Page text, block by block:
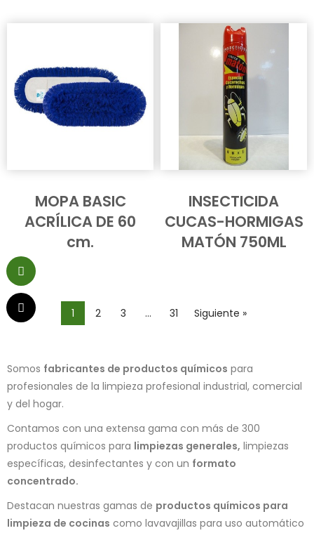
MOPA BASIC
ACRÍLICA DE 60
cm.
INSECTICIDA
CUCAS-HORMIGAS
MATÓN 750ML
1 2 3 … 31 Siguiente »
Somos fabricantes de productos químicos para
profesionales de la limpieza profesional industrial, comercial
y del hogar.
Contamos con una extensa gama con más de 300
productos químicos para limpiezas generales, limpiezas
específicas, desinfectantes y con un formato
concentrado.
Destacan nuestras gamas de productos químicos para
limpieza de cocinas como lavavajillas para uso automático